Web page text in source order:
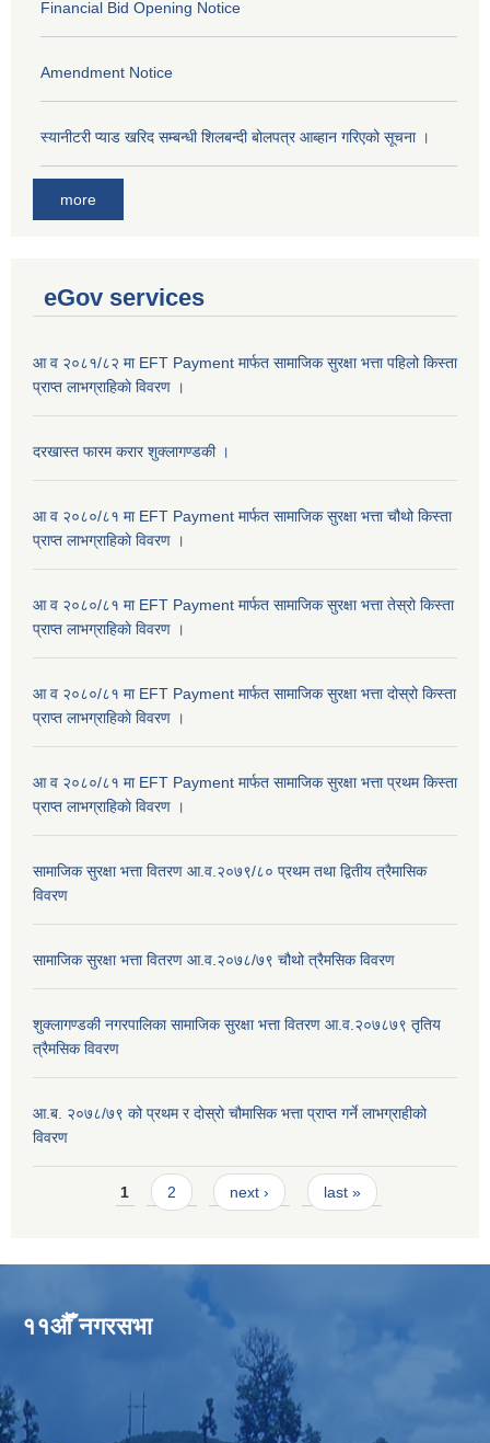
Financial Bid Opening Notice
Amendment Notice
स्यानीटरी प्याड खरिद सम्बन्धी शिलबन्दी बोलपत्र आब्हान गरिएको सूचना ।
more
eGov services
आ व २०८१/८२ मा EFT Payment मार्फत सामाजिक सुरक्षा भत्ता पहिलो किस्ता
प्राप्त लाभग्राहिकाे विवरण ।
दरखास्त फारम करार शुक्लागण्डकी ।
आ व २०८०/८१ मा EFT Payment मार्फत सामाजिक सुरक्षा भत्ता चौथो किस्ता
प्राप्त लाभग्राहिकाे विवरण ।
आ व २०८०/८१ मा EFT Payment मार्फत सामाजिक सुरक्षा भत्ता तेस्रो किस्ता
प्राप्त लाभग्राहिकाे विवरण ।
आ व २०८०/८१ मा EFT Payment मार्फत सामाजिक सुरक्षा भत्ता दोस्रो किस्ता
प्राप्त लाभग्राहिकाे विवरण ।
आ व २०८०/८१ मा EFT Payment मार्फत सामाजिक सुरक्षा भत्ता प्रथम किस्ता
प्राप्त लाभग्राहिकाे विवरण ।
सामाजिक सुरक्षा भत्ता वितरण आ.व.२०७९/८० प्रथम तथा द्वितीय त्रैमासिक
विवरण
सामाजिक सुरक्षा भत्ता वितरण आ.व.२०७८/७९ चौथो त्रैमसिक विवरण
शुक्लागण्डकी नगरपालिका सामाजिक सुरक्षा भत्ता वितरण आ.व.२०७८७९ तृतिय
त्रैमसिक विवरण
आ.ब. २०७८/७९ को प्रथम र दोस्रो चौमासिक भत्ता प्राप्त गर्ने लाभग्राहीको
विवरण
Pages1 2 next › last »
११औँ नगरसभा